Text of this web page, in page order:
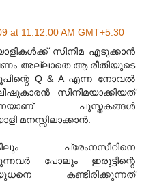
at 11:12:00 AM GMT+5:30
സിനിമ എടുക്കാൻ
അല്ലാതെ ആ രീതിയുടെ
Q & A എന്ന നോവൽ
സിനിമയാക്കിയത്
പുസ്തകങ്ങൾ
മനസ്സിലാക്കാൻ.
പ്രേംനസീറിനെ
പോലും ഇരുട്ടിന്റെ
കണ്ടിരിക്കുന്നത്